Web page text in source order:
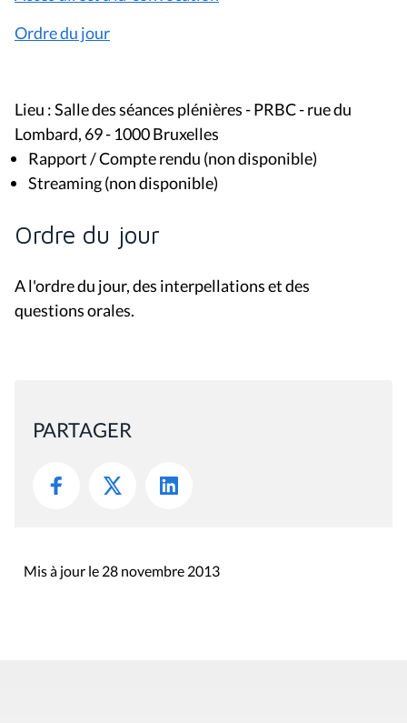
Ordre du jour
Lieu : Salle des séances plénières - PRBC - rue du
Lombard, 69 - 1000 Bruxelles
Rapport / Compte rendu (non disponible)
Streaming (non disponible)
Ordre du jour
A l'ordre du jour, des interpellations et des
questions orales.
PARTAGER
Mis à jour le 28 novembre 2013